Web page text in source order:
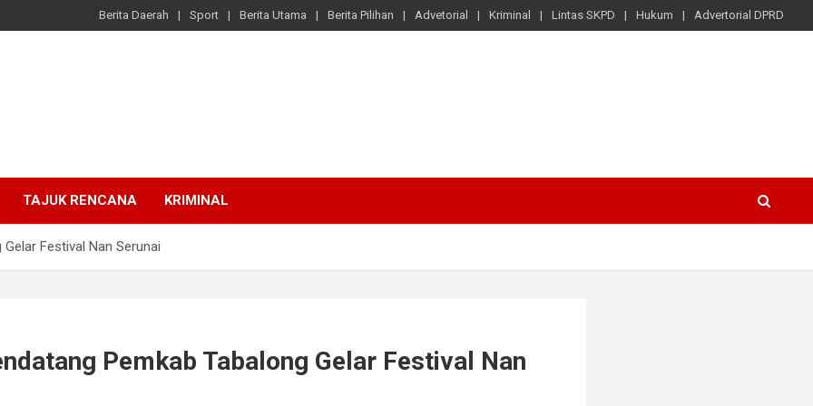
Berita Daerah Sport Berita Utama Berita Pilihan Advetorial Kriminal Lintas SKPD Hukum Advertorial DPRD
TAJUK RENCANA KRIMINAL
Festival Nan Serunai
Pemkab Tabalong Gelar Festival Nan